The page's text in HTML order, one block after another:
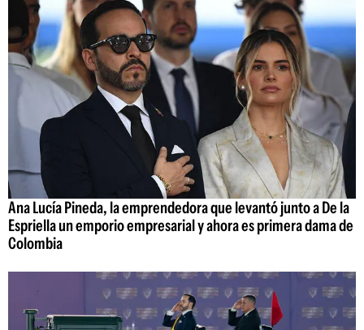
Ana Lucía Pineda, la emprendedora que levantó junto a De la
Espriella un emporio empresarial y ahora es primera dama de
Colombia